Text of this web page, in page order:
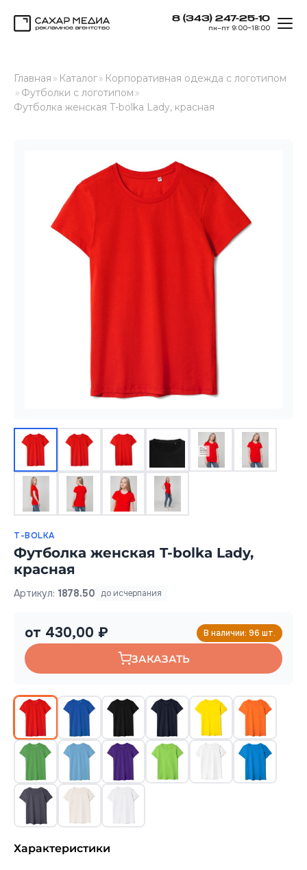
8 (343) 247-25-10
пн–пт 9:00–18:00
Главная » Каталог» Корпоративная одежда с логотипом
» Футболки с логотипом »
Футболка женская T-bolka Lady, красная
T-BOLKA
Футболка женская T-bolka Lady,
красная
Артикул: 1878.50 до исчерпания
от 430,00 ₽ В наличии: 96 шт.
ЗАКАЗАТЬ
Характеристики